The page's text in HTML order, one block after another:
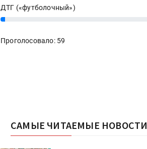
ДТГ («футболочный»)
3%
Проголосовало: 59
САМЫЕ ЧИТАЕМЫЕ НОВОСТИ